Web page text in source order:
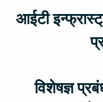
आईटी
विशेषज्ञ